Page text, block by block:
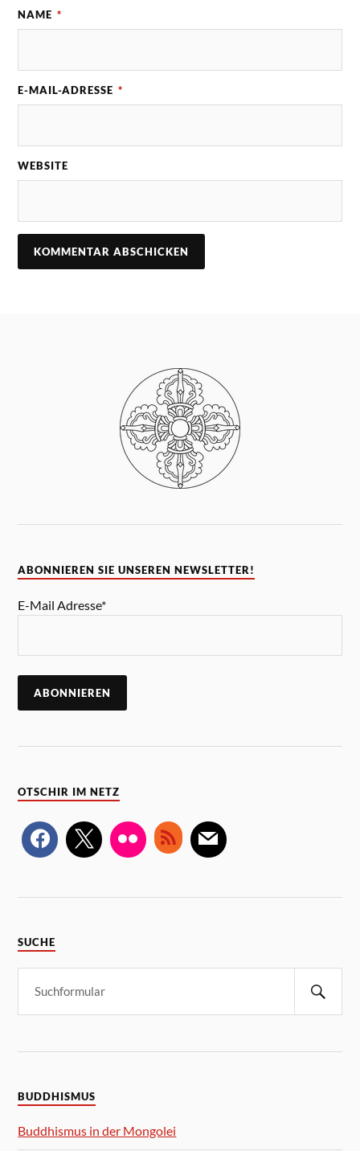
NAME *
E-MAIL-ADRESSE *
WEBSITE
ABONNIEREN SIE UNSEREN NEWSLETTER!
E-Mail Adresse*
OTSCHIR IM NETZ
SUCHE
BUDDHISMUS
Buddhismus in der Mongolei